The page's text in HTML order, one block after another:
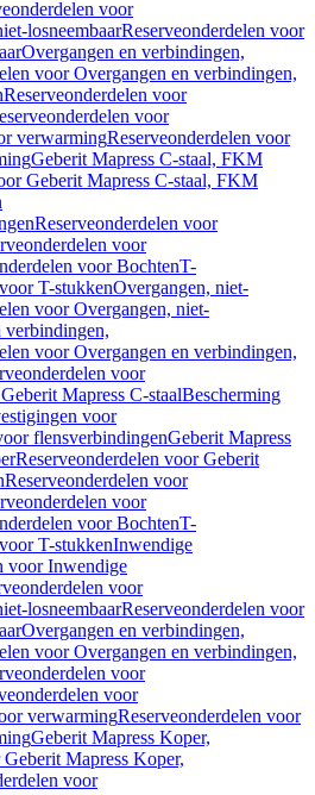
voor
losneembaarReserveonderdelen voor
Overgangen en verbindingen,
voor Overgangen en verbindingen,
Reserveonderdelen voor
voor
verwarmingReserveonderdelen voor
Geberit Mapress C-staal, FKM
Geberit Mapress C-staal, FKM
Reserveonderdelen voor
voor
voor BochtenT-
T-stukkenOvergangen, niet-
voor Overgangen, niet-
verbindingen,
voor Overgangen en verbindingen,
voor
Mapress C-staalBescherming
voor
flensverbindingenGeberit Mapress
Reserveonderdelen voor Geberit
Reserveonderdelen voor
voor
voor BochtenT-
T-stukkenInwendige
voor Inwendige
voor
losneembaarReserveonderdelen voor
Overgangen en verbindingen,
voor Overgangen en verbindingen,
voor
voor
verwarmingReserveonderdelen voor
Geberit Mapress Koper,
Mapress Koper,
voor